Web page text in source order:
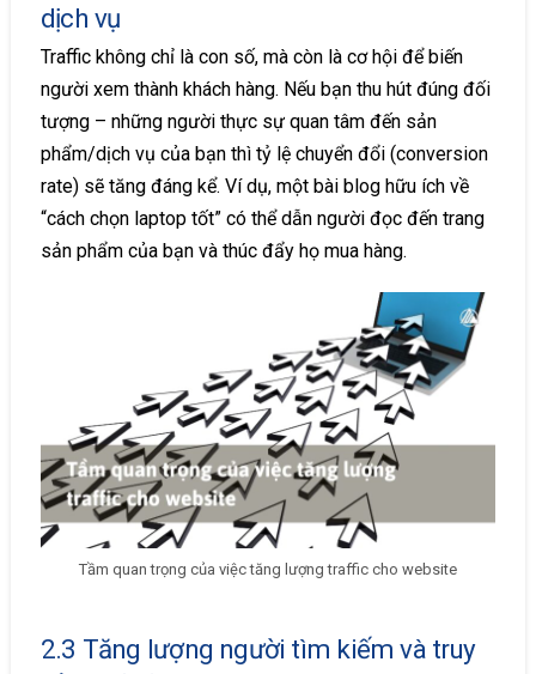
dịch vụ
Traffic không chỉ là con số, mà còn là cơ hội để biến
người xem thành khách hàng. Nếu bạn thu hút đúng đối
tượng – những người thực sự quan tâm đến sản
phẩm/dịch vụ của bạn thì tỷ lệ chuyển đổi (conversion
rate) sẽ tăng đáng kể. Ví dụ, một bài blog hữu ích về
“cách chọn laptop tốt” có thể dẫn người đọc đến trang
sản phẩm của bạn và thúc đẩy họ mua hàng.
Tầm quan trọng của việc tăng lượng traffic cho website
2.3 Tăng lượng người tìm kiếm và truy